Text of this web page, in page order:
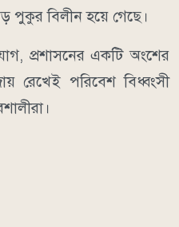
পুকুর বিলীন হয়ে গেছে।
প্রশাসনের একটি অংশের
রেখেই পরিবেশ বিধ্বংসী